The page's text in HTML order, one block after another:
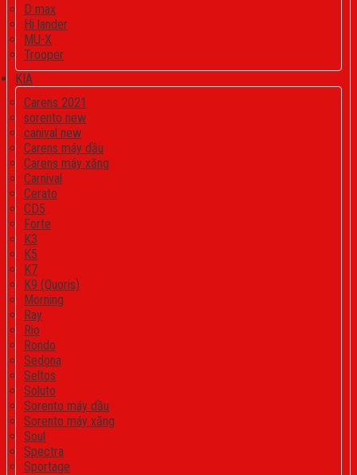
D max
Hi lander
MU-X
Trooper
KIA
Carens 2021
sorento new
canival new
Carens máy dầu
Carens máy xăng
Carnival
Cerato
CD5
Forte
K3
K5
K7
K9 (Quoris)
Morning
Ray
Rio
Rondo
Sedona
Seltos
Soluto
Sorento máy dầu
Sorento máy xăng
Soul
Spectra
Sportage